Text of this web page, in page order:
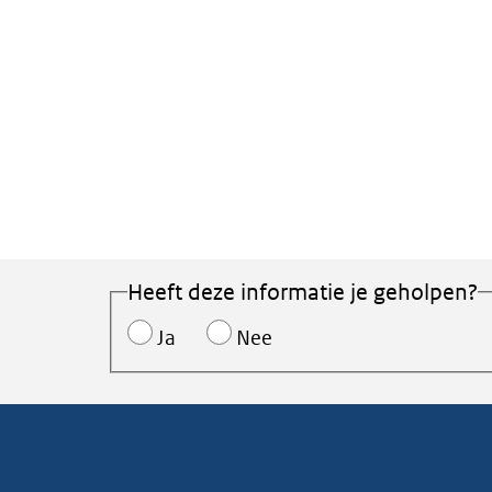
Heeft deze informatie je geholpen?
Ja Nee